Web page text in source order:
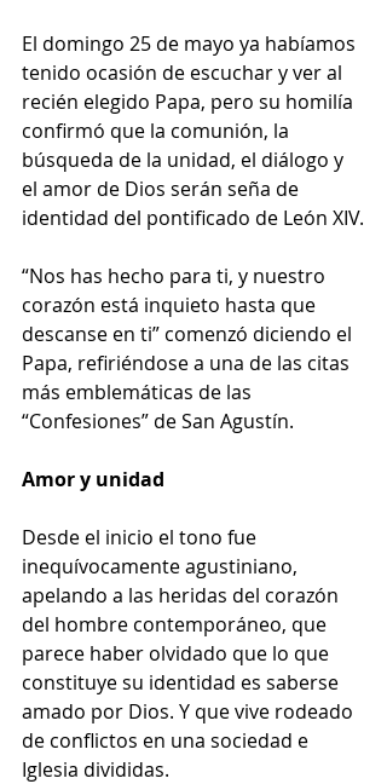
El domingo 25 de mayo ya habíamos
tenido ocasión de escuchar y ver al
recién elegido Papa, pero su homilía
confirmó que la comunión, la
búsqueda de la unidad, el diálogo y
el amor de Dios serán seña de
identidad del pontificado de León XIV.
“Nos has hecho para ti, y nuestro
corazón está inquieto hasta que
descanse en ti” comenzó diciendo el
Papa, refiriéndose a una de las citas
más emblemáticas de las
“Confesiones” de San Agustín.
Amor y unidad
Desde el inicio el tono fue
inequívocamente agustiniano,
apelando a las heridas del corazón
del hombre contemporáneo, que
parece haber olvidado que lo que
constituye su identidad es saberse
amado por Dios. Y que vive rodeado
de conflictos en una sociedad e
Iglesia divididas.